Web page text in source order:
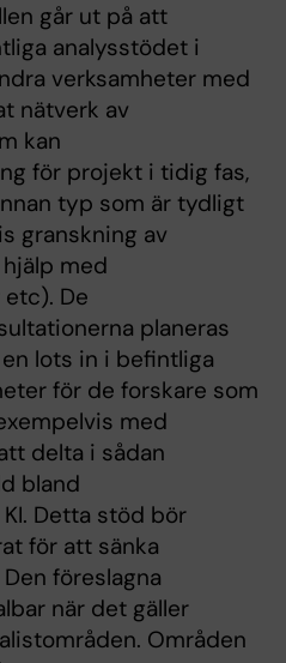
går ut på att
analysstödet i
verksamheter med
nätverk av
kan
för projekt i tidig fas,
typ som är tydligt
granskning av
med
De
planeras
lots in i befintliga
för de forskare som
med
delta i sådan
bland
Detta stöd bör
för att sänka
föreslagna
när det gäller
Områden